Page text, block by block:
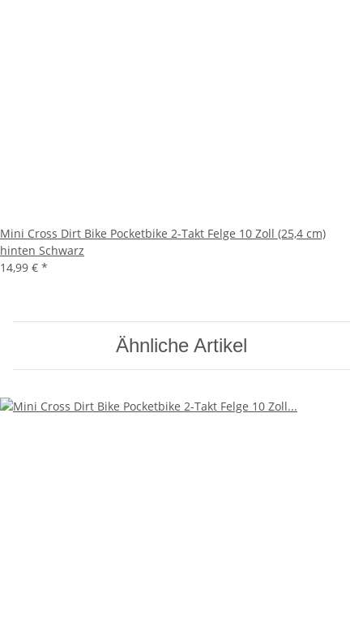
Mini Cross Dirt Bike Pocketbike 2-Takt Felge 10 Zoll (25,4 cm)
hinten Schwarz
14,99 € *
Ähnliche Artikel